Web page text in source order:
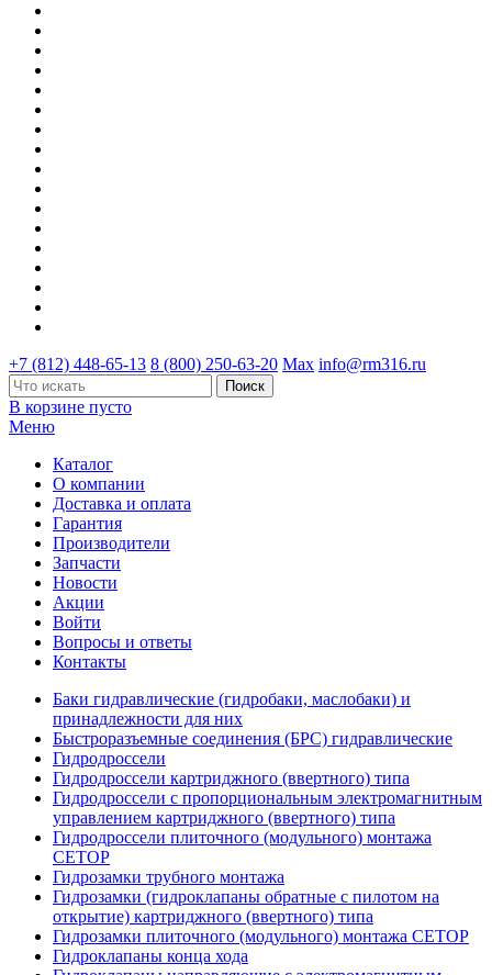
+7 (812) 448-65-13 8 (800) 250-63-20 Max info@rm316.ru
В корзине пусто
Меню
Каталог
О компании
Доставка и оплата
Гарантия
Производители
Запчасти
Новости
Акции
Войти
Вопросы и ответы
Контакты
Баки гидравлические (гидробаки, маслобаки) и
принадлежности для них
Быстроразъемные соединения (БРС) гидравлические
Гидродроссели
Гидродроссели картриджного (ввертного) типа
Гидродроссели с пропорциональным электромагнитным
управлением картриджного (ввертного) типа
Гидродроссели плиточного (модульного) монтажа
CETOP
Гидрозамки трубного монтажа
Гидрозамки (гидроклапаны обратные с пилотом на
открытие) картриджного (ввертного) типа
Гидрозамки плиточного (модульного) монтажа CETOP
Гидроклапаны конца хода